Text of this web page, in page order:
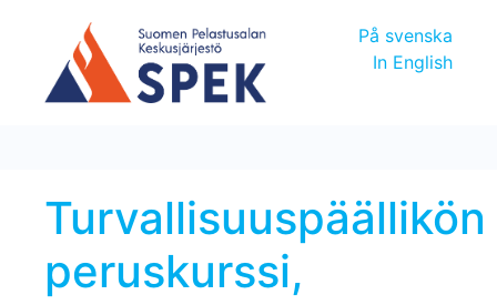
På svenska
In English
Turvallisuuspäällikön
peruskurssi,